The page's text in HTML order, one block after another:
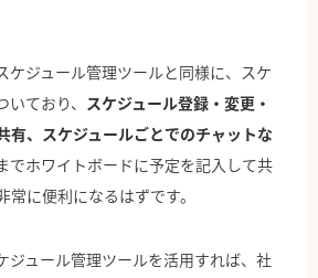
ケジュール管理ツールと同様に、スケ
ており、 スケジュール登録・変更・
有、スケジュールごとでのチャットな
でホワイトボードに予定を記入して共
に便利になるはずです。
ジュール管理ツールを活用すれば、社